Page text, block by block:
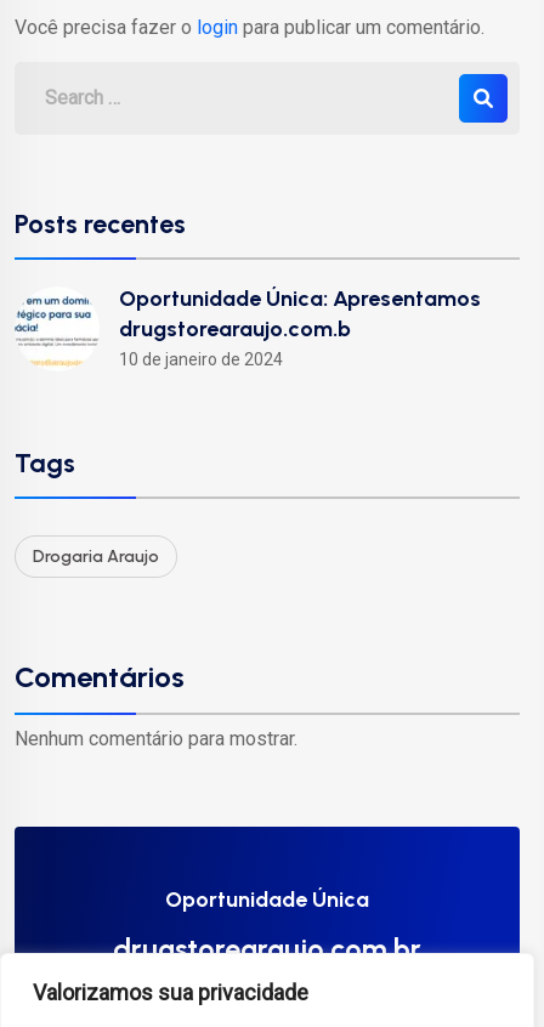
Valorizamos sua privacidade
Você precisa fazer o login para publicar um comentário.
Posts recentes
Oportunidade Única: Apresentamos
drugstorearaujo.com.b
10 de janeiro de 2024
Tags
Drogaria Araujo
Comentários
Nenhum comentário para mostrar.
Oportunidade Única
drugstorearaujo.com.br